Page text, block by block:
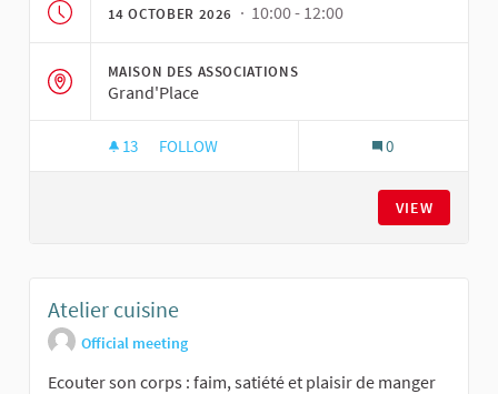
14 OCTOBER 2026 · 10:00 - 12:00
MAISON DES ASSOCIATIONS
Grand'Place
13 13 FOLLOWERS
FOLLOW 0
VIEW
Atelier cuisine
Official meeting
Ecouter son corps : faim, satiété et plaisir de manger